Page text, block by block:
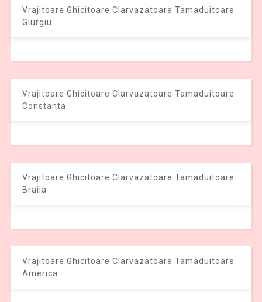
Vrajitoare Ghicitoare Clarvazatoare Tamaduitoare
Giurgiu
Vrajitoare Ghicitoare Clarvazatoare Tamaduitoare
Constanta
Vrajitoare Ghicitoare Clarvazatoare Tamaduitoare
Braila
Vrajitoare Ghicitoare Clarvazatoare Tamaduitoare
America